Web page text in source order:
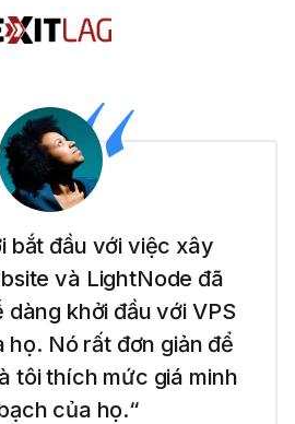
bắt đầu với việc xây
và LightNode đã
dàng khởi đầu với VPS
họ. Nó rất đơn giản để
tôi thích mức giá minh
của họ.“